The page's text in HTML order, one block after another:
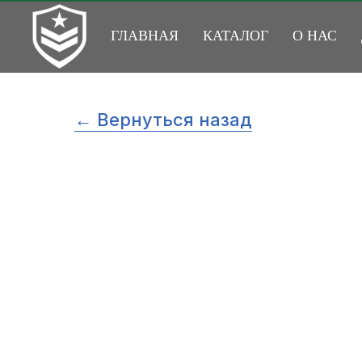
ГЛАВНАЯ КАТАЛОГ О НАС
← Вернуться назад